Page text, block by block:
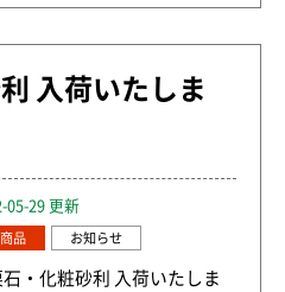
入荷いたしま
05-29 更新
品 お知らせ
・化粧砂利 入荷いたしま